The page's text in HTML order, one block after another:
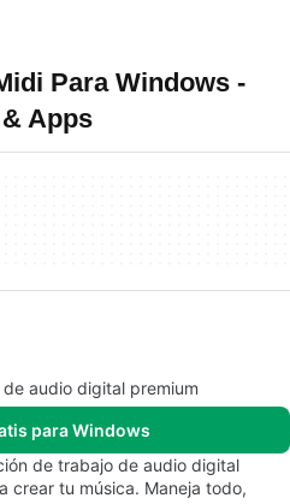
Para Windows -
Apps
audio digital premium
para Windows
de trabajo de audio digital
crear tu música. Maneja todo,